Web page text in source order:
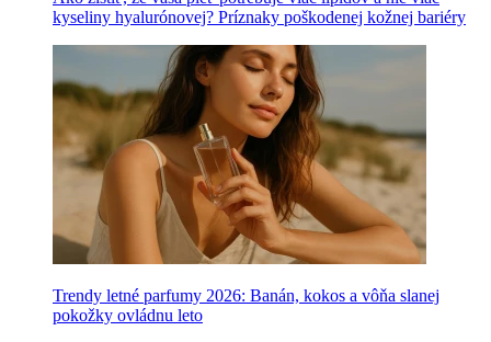
kyseliny hyalurónovej? Príznaky poškodenej kožnej bariéry
Trendy letné parfumy 2026: Banán, kokos a vôňa slanej
pokožky ovládnu leto